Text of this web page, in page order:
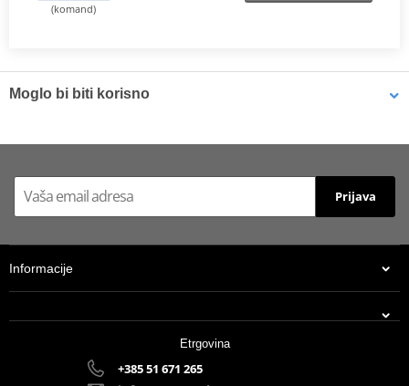
(komand)
Moglo bi biti korisno
ml (ideal for workshops)
Prijava
Informacije
Etrgovina
+385 51 671 265